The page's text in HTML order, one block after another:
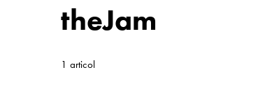
theJam
1 articol